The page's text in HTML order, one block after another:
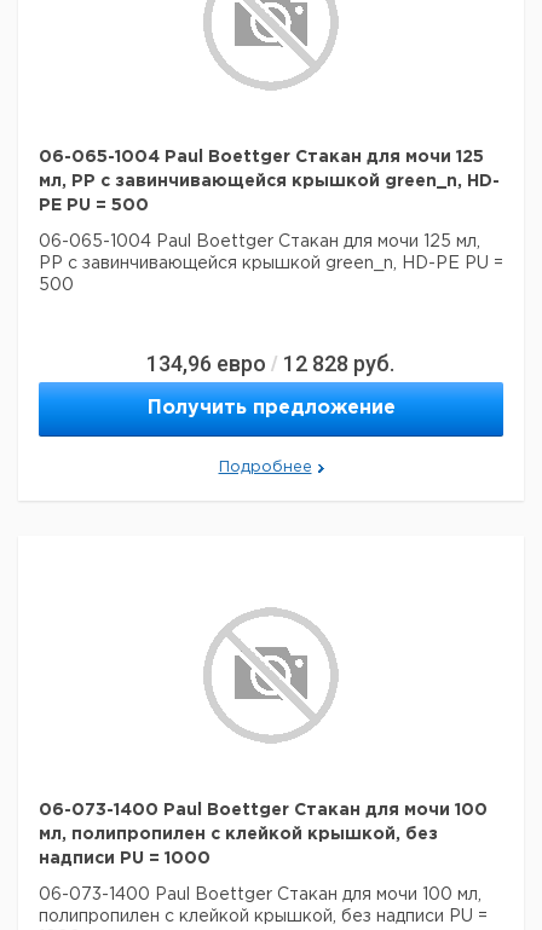
06-065-1004 Paul Boettger Стакан для мочи 125
мл, PP с завинчивающейся крышкой green_n, HD-
PE PU = 500
06-065-1004 Paul Boettger Стакан для мочи 125 мл,
PP с завинчивающейся крышкой green_n, HD-PE PU =
500
134,96 евро / 12 828 руб.
Получить предложение
Подробнее
06-073-1400 Paul Boettger Стакан для мочи 100
мл, полипропилен с клейкой крышкой, без
надписи PU = 1000
06-073-1400 Paul Boettger Стакан для мочи 100 мл,
полипропилен с клейкой крышкой, без надписи PU =